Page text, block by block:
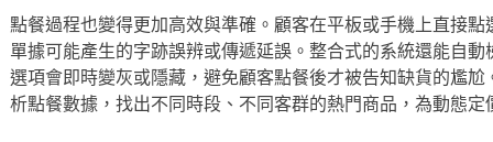
點餐過程也變得更加高效與準確。顧客在平板或手機上直接
單據可能產生的字跡誤辨或傳遞延誤。整合式的系統還能自
選項會即時變灰或隱藏，避免顧客點餐後才被告知缺貨的尷
析點餐數據，找出不同時段、不同客群的熱門商品，為動態